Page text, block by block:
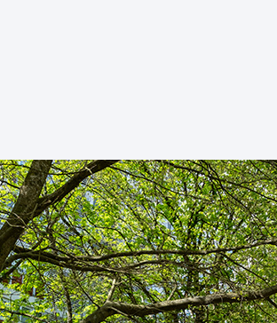
publikoa, hondakinak eta ingurumena
ekonomikoa eta enplegua
Giza Eskubideak eta bizikidetza